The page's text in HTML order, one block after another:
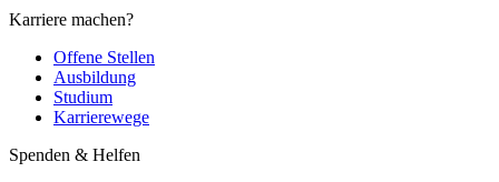
Karriere machen?
Offene Stellen
Ausbildung
Studium
Karrierewege
Spenden & Helfen